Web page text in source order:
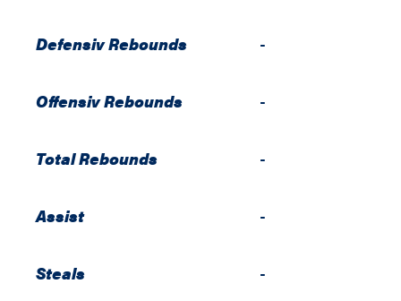
Defensiv Rebounds -
Offensiv Rebounds -
Total Rebounds -
Assist -
Steals -